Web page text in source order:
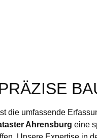
die umfassende
Ahrensburg eine